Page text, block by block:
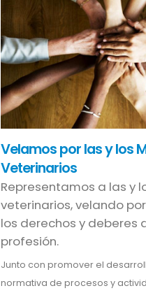
Velamos por las y los
Veterinarios
Representamos a las y
veterinarios, velando
los derechos y deberes
profesión.
Junto con promover el
normativa de procesos y